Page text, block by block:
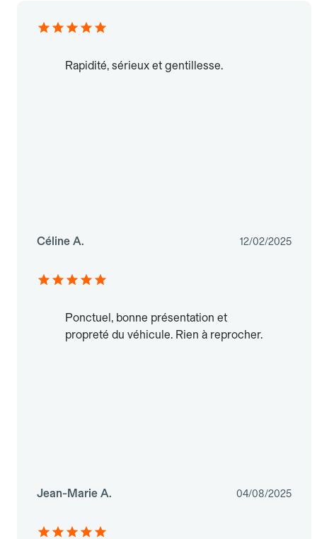
Rapidité, sérieux et gentillesse.
Céline A. 12/02/2025
Ponctuel, bonne présentation et
propreté du véhicule. Rien à reprocher.
Jean-Marie A. 04/08/2025